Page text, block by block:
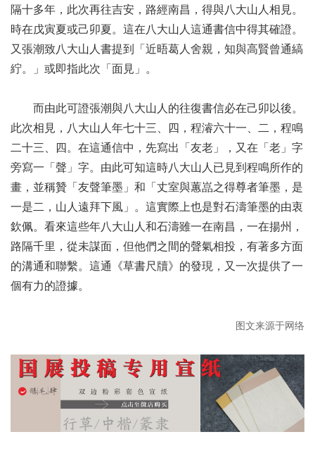
隔十多年，此次再往吉安，路經南昌，得與八大山人相見。
時在戊寅夏或己卯夏。這在八大山人這通書信中得其確證。
又張潮致八大山人書提到「近晤葛人舍親，知與高賢曾通縞
紵。」或即指此次「面見」。
而由此可證張潮與八大山人的往復書信必在己卯以後。
此次相見，八大山人年七十三、四，程濬六十一、二，程鳴
二十三、四。在這通信中，先寫出「友老」，又在「老」字
旁寫一「聲」字。由此可知這時八大山人已見到程鳴所作的
畫，並稱贊「友聲筆墨」和「丈室與蕙嵓之得尊者筆墨，是
一是二，山人遠拜下風」。這實際上也是對石濤筆墨的由衷
欽佩。看來這些年八大山人和石濤雖一在南昌，一在揚州，
路隔千里，從未謀面，但他們之間的聲氣相投，有著多方面
的溝通和聯繫。這通《草書尺牘》的發現，又一次提供了一
個有力的證據。
图文来源于网络